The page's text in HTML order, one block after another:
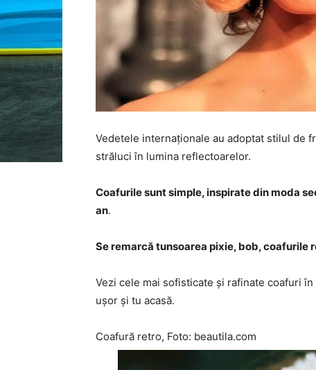
Vedetele internaționale au adoptat stilul de
străluci în lumina reflectoarelor.
Coafurile sunt simple, inspirate din moda
an.
Se remarcă tunsoarea pixie, bob, coafurile
Vezi cele mai sofisticate și rafinate coafuri
ușor și tu acasă.
Coafură retro, Foto: beautila.com